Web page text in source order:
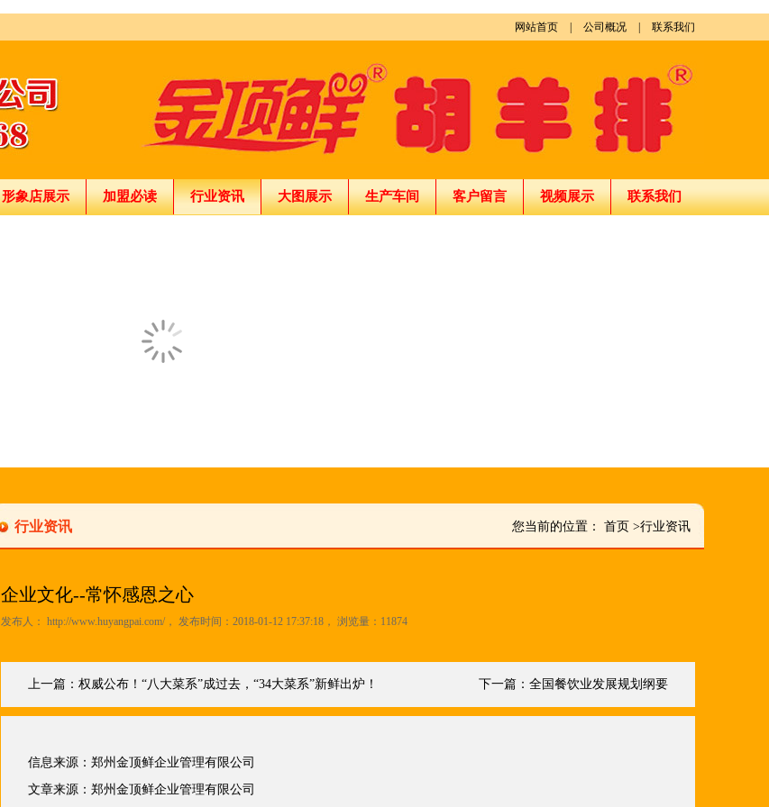
网站首页 公司概况 联系我们
形象店展示 加盟必读 行业资讯 大图展示 生产车间 客户留言 视频展示 联系我们
行业资讯 您当前的位置： 首页 >行业资讯
企业文化--常怀感恩之心
发布人： http://www.huyangpai.com/， 发布时间：2018-01-12 17:37:18， 浏览量：11874
上一篇： 权威公布！“八大菜系”成过去，“34大菜系”新鲜出炉！ 下一篇： 全国餐饮业发展规划纲要
信息来源： 郑州金顶鲜企业管理有限公司
文章来源： 郑州金顶鲜企业管理有限公司